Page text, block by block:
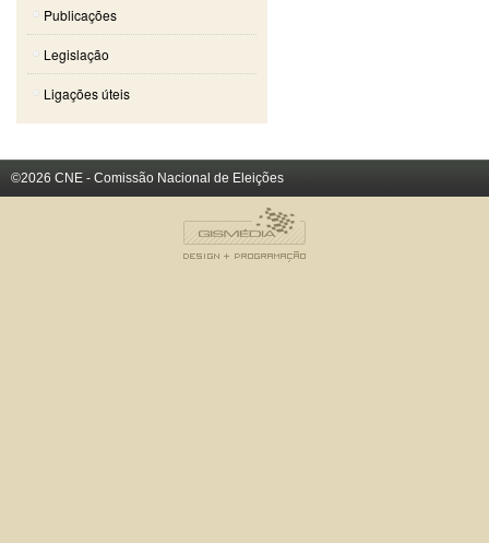
Publicações
Legislação
Ligações úteis
©2026 CNE - Comissão Nacional de Eleições